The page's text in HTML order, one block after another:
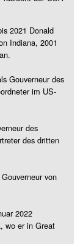
2021 Donald
Indiana, 2001
Gouverneur des
im US-
des
des dritten
von
2022
wo er in Great